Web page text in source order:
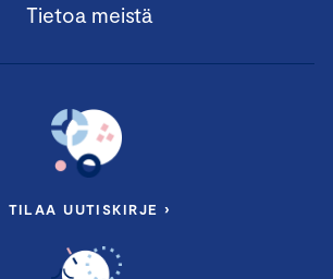
Tietoa meistä
TILAA UUTISKIRJE ›